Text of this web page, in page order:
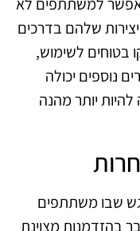
שלהם בדרכים
בטוחים לשימוש,
נוספים יכולה
יותר מהנה
שבו משתתפים
בהזדמנות מצוינת